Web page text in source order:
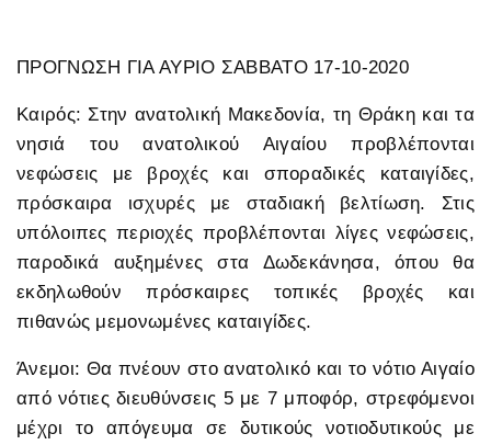
ΠΡΟΓΝΩΣΗ ΓΙΑ ΑΥΡΙΟ ΣΑΒΒΑΤΟ 17-10-2020
Καιρός: Στην ανατολική Μακεδονία, τη Θράκη και τα
νησιά του ανατολικού Αιγαίου προβλέπονται
νεφώσεις με βροχές και σποραδικές καταιγίδες,
πρόσκαιρα ισχυρές με σταδιακή βελτίωση. Στις
υπόλοιπες περιοχές προβλέπονται λίγες νεφώσεις,
παροδικά αυξημένες στα Δωδεκάνησα, όπου θα
εκδηλωθούν πρόσκαιρες τοπικές βροχές και
πιθανώς μεμονωμένες καταιγίδες.
Άνεμοι: Θα πνέουν στο ανατολικό και το νότιο Αιγαίο
από νότιες διευθύνσεις 5 με 7 μποφόρ, στρεφόμενοι
μέχρι το απόγευμα σε δυτικούς νοτιοδυτικούς με